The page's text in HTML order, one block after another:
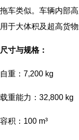
拖车类似。车辆内部
用于大体积及超高货物
尺寸与规格：
自重：7,200 kg
载重能力：32,800 kg
容积：100 m³